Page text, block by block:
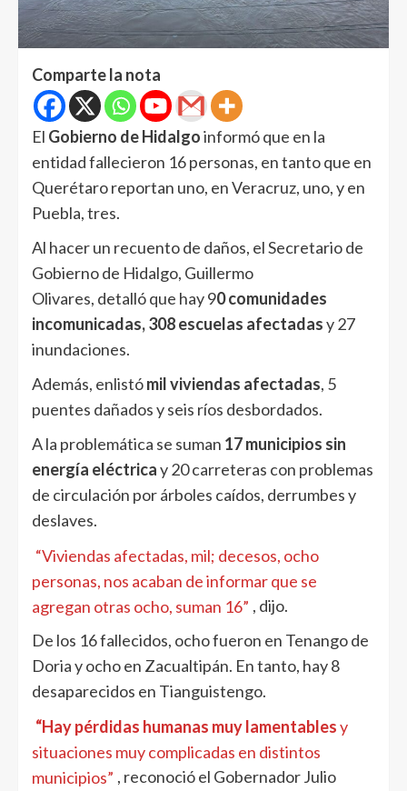
Comparte la nota
El Gobierno de Hidalgoinformó que en la
entidad fallecieron 16 personas, en tanto que en
Querétaro reportan uno, en Veracruz, uno, y en
Puebla, tres.
Al hacer un recuento de daños, el Secretario de
Gobierno de Hidalgo, Guillermo
Olivares, detalló que hay 90 comunidades
incomunicadas, 308 escuelas afectadasy 27
inundaciones.
Además, enlistómil viviendas afectadas, 5
puentes dañados y seis ríos desbordados.
A la problemática se suman 17 municipios sin
energía eléctricay 20 carreteras con problemas
de circulación por árboles caídos, derrumbes y
deslaves.
“Viviendas afectadas, mil; decesos, ocho
personas, nos acaban de informar que se
agregan otras ocho, suman 16” , dijo.
De los 16 fallecidos, ocho fueron en Tenango de
Doria y ocho en Zacualtipán. En tanto, hay 8
desaparecidos en Tianguistengo.
“Hay pérdidas humanas muy lamentablesy
situaciones muy complicadas en distintos
municipios” , reconoció el Gobernador Julio